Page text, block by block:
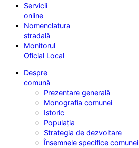
Servicii
online
Nomenclatura
stradală
Monitorul
Oficial Local
Despre
comună
Prezentare generală
Monografia comunei
Istoric
Populația
Strategia de dezvoltare
Însemnele specifice comunei